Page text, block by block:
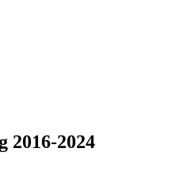
2016-2024